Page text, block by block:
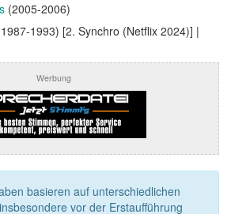
(2005-2006)
1993) [2. Synchro (Netflix 2024)] |
Werbung
basieren auf unterschiedlichen
vor der Erstaufführung